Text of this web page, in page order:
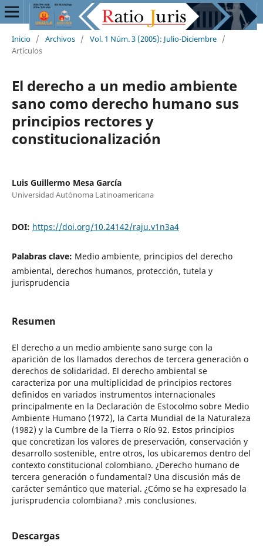
Inicio / Archivos / Vol. 1 Núm. 3 (2005): Julio-Diciembre /
Artículos
El derecho a un medio ambiente
sano como derecho humano sus
principios rectores y
constitucionalización
Luis Guillermo Mesa García
Universidad Autónoma Latinoamericana
DOI: https://doi.org/10.24142/raju.v1n3a4
Palabras clave: Medio ambiente, principios del derecho
ambiental, derechos humanos, protección, tutela y
jurisprudencia
Resumen
El derecho a un medio ambiente sano surge con la
aparición de los llamados derechos de tercera generación o
derechos de solidaridad. El derecho ambiental se
caracteriza por una multiplicidad de principios rectores
definidos en variados instrumentos internacionales
principalmente en la Declaración de Estocolmo sobre Medio
Ambiente Humano (1972), la Carta Mundial de la Naturaleza
(1982) y la Cumbre de la Tierra o Río 92. Estos principios
que concretizan los valores de preservación, conservación y
desarrollo sostenible, entre otros, los ubicaremos dentro del
contexto constitucional colombiano. ¿Derecho humano de
tercera generación o fundamental? Una discusión más de
carácter semántico que material. ¿Cómo se ha expresado la
jurisprudencia colombiana? .mis conclusiones.
Descargas